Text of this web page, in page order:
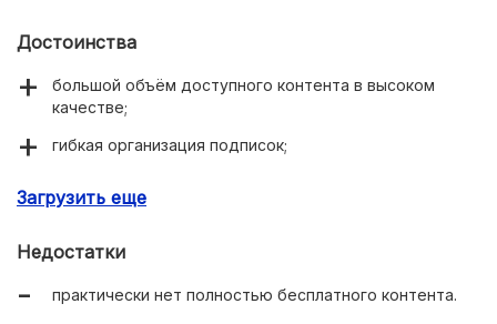
Достоинства
большой объём доступного контента в высоком
качестве;
гибкая организация подписок;
Загрузить еще
Недостатки
практически нет полностью бесплатного контента.